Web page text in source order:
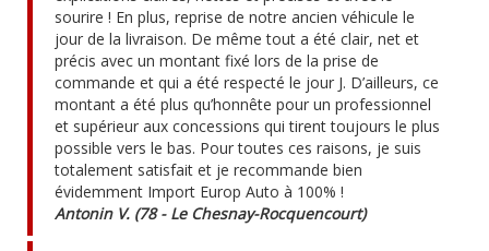
sourire ! En plus, reprise de notre ancien véhicule le
jour de la livraison. De même tout a été clair, net et
précis avec un montant fixé lors de la prise de
commande et qui a été respecté le jour J. D’ailleurs, ce
montant a été plus qu’honnête pour un professionnel
et supérieur aux concessions qui tirent toujours le plus
possible vers le bas. Pour toutes ces raisons, je suis
totalement satisfait et je recommande bien
évidemment Import Europ Auto à 100% !
Antonin V. (78 - Le Chesnay-Rocquencourt)